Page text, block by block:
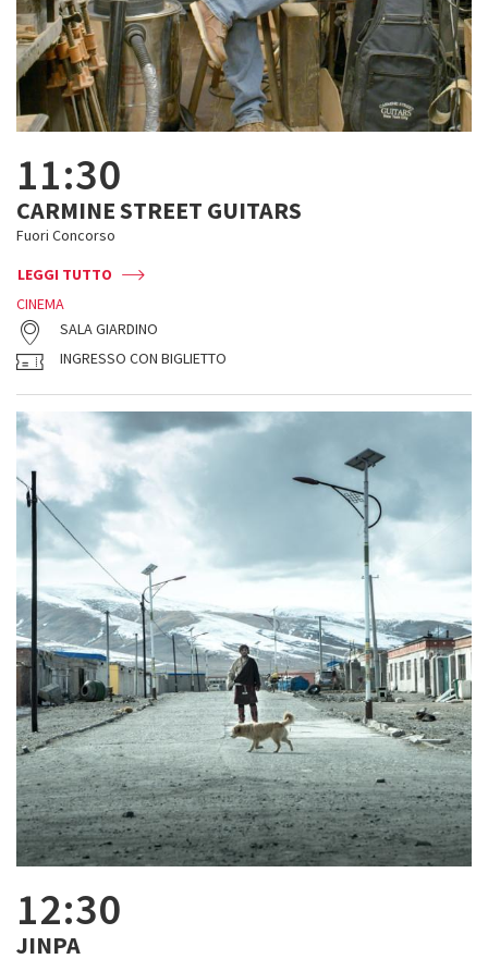
11:30
CARMINE STREET GUITARS
Fuori Concorso
LEGGI TUTTO
CINEMA
SALA GIARDINO
INGRESSO CON BIGLIETTO
12:30
JINPA